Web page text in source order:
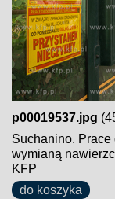
p00019537.jpg
Suchanino.
wymianą
KFP
do koszyka